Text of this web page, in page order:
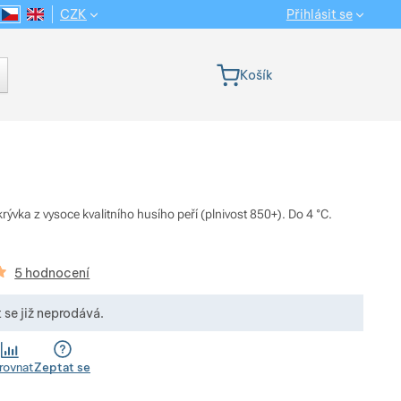
z vysoce kvalitního husího peří (plnivost 850+). Do 4 °C.
5 hodnocení
se již neprodává.
Zeptat se
verze
CS EN
CZK Přihlásit se
Košík